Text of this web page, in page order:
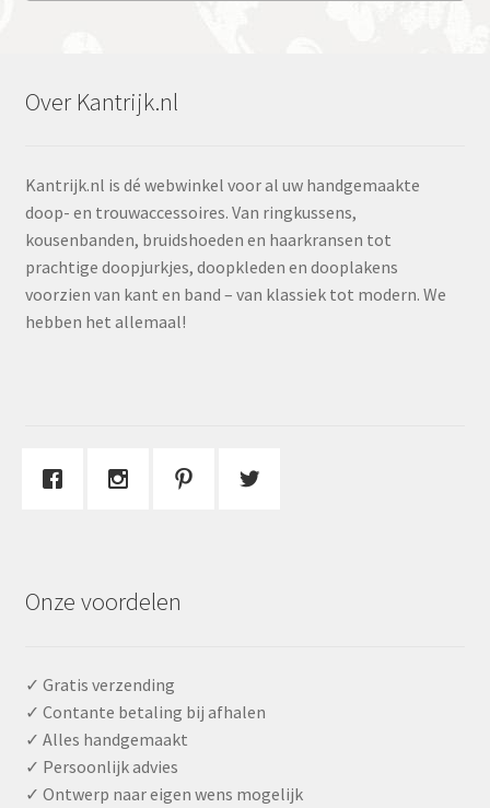
Over Kantrijk.nl
Kantrijk.nl is dé webwinkel voor al uw handgemaakte
doop- en trouwaccessoires. Van ringkussens,
kousenbanden, bruidshoeden en haarkransen tot
prachtige doopjurkjes, doopkleden en dooplakens
voorzien van kant en band – van klassiek tot modern. We
hebben het allemaal!
Onze voordelen
✓ Gratis verzending
✓ Contante betaling bij afhalen
✓ Alles handgemaakt
✓ Persoonlijk advies
✓ Ontwerp naar eigen wens mogelijk